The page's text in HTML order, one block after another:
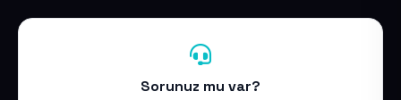
Sorunuz mu var?